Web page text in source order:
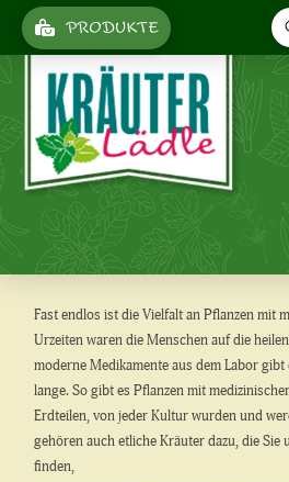
PRODUKTE
Fast endlos ist die Vielfalt an Pflanzen mit
Urzeiten waren die Menschen auf die
moderne Medikamente aus dem Labor
lange. So gibt es Pflanzen mit
Erdteilen, von jeder Kultur wurden und
gehören auch etliche Kräuter dazu, die Sie
finden,